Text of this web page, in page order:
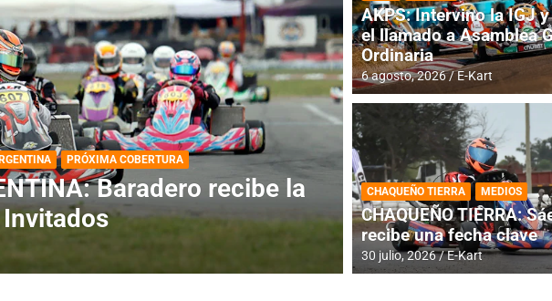
Horarios para la
DESTACADA INFORME CENTRAL
RMC BUENOS
histórica en
4 agosto, 2026 E-Kart
AKPS: Intervino la IGJ
el llamado a Asamblea
Ordinaria
6 agosto, 2026 E-Kart
CHAQUEÑO TIERRA MEDIOS
CHAQUEÑO TIERRA:
recibe una fecha clave
30 julio, 2026 E-Kart